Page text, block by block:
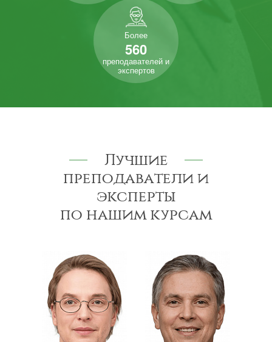
Более
560
преподавателей и
экспертов
Лучшие
преподаватели и
эксперты
по нашим курсам